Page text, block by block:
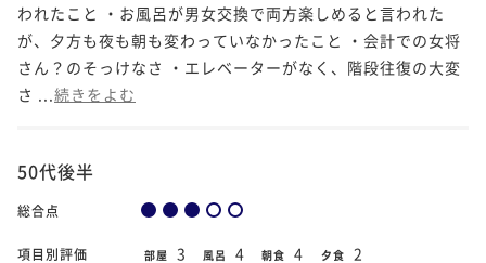
われたこと ・お風呂が男女交換で両方楽しめると言われた
が、夕方も夜も朝も変わっていなかったこと ・会計での女将
さん？のそっけなさ ・エレベーターがなく、階段往復の大変
さ ... 続きをよむ
50代後半
総合点
項目別評価 部屋 3 風呂 4 朝食 4 夕食 2